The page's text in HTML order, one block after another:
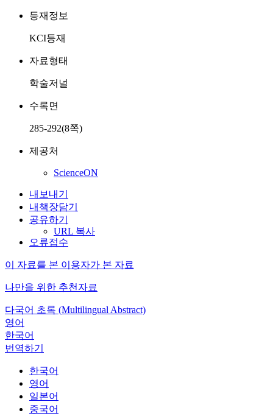
등재정보
KCI등재
자료형태
학술저널
수록면
285-292(8쪽)
제공처
ScienceON
내보내기
내책장담기
공유하기
URL 복사
오류접수
이 자료를 본 이용자가 본 자료
나만을 위한 추천자료
다국어 초록 (Multilingual Abstract)
영어
한국어
번역하기
한국어
영어
일본어
중국어